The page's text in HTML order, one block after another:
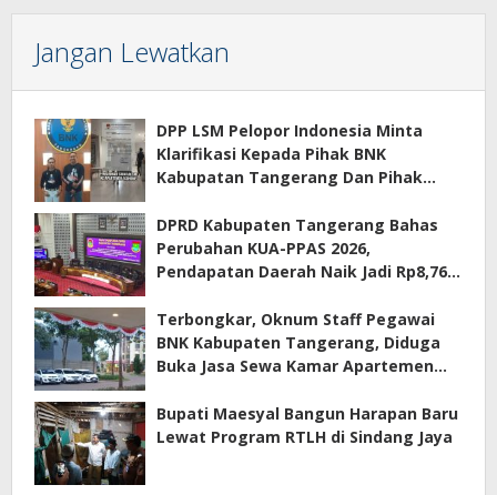
Jangan Lewatkan
DPP LSM Pelopor Indonesia Minta
Klarifikasi Kepada Pihak BNK
Kabupatan Tangerang Dan Pihak
Terkait Sewa Kamar Per Jam
DPRD Kabupaten Tangerang Bahas
Perubahan KUA-PPAS 2026,
Pendapatan Daerah Naik Jadi Rp8,76
Terbongkar, Oknum Staff Pegawai
BNK Kabupaten Tangerang, Diduga
Buka Jasa Sewa Kamar Apartemen
Bupati Maesyal Bangun Harapan Baru
Lewat Program RTLH di Sindang Jaya